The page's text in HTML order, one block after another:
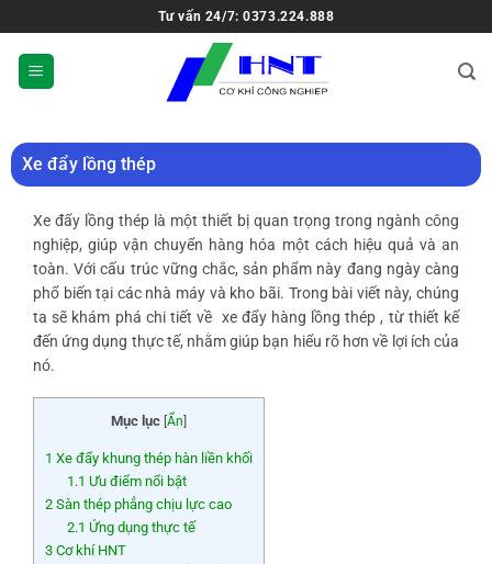
Tư vấn 24/7: 0373.224.888
Xe đẩy lồng thép
Xe đẩy lồng thép là một thiết bị quan trọng trong ngành công
nghiệp, giúp vận chuyển hàng hóa một cách hiệu quả và an
toàn. Với cấu trúc vững chắc, sản phẩm này đang ngày càng
phổ biến tại các nhà máy và kho bãi. Trong bài viết này, chúng
ta sẽ khám phá chi tiết về xe đẩy hàng lồng thép , từ thiết kế
đến ứng dụng thực tế, nhằm giúp bạn hiểu rõ hơn về lợi ích của
nó.
Mục lục Ẩn
1 Xe đẩy khung thép hàn liền khối
1.1 Ưu điểm nổi bật
2 Sàn thép phẳng chịu lực cao
2.1 Ứng dụng thực tế
3 Cơ khí HNT